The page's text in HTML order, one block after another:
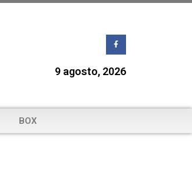
9 agosto, 2026
BOX